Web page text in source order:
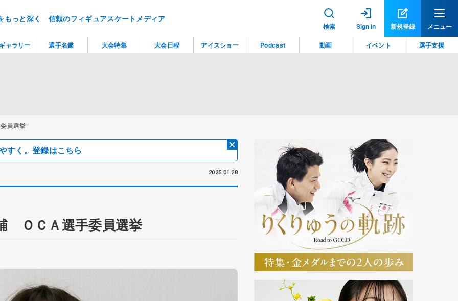
もっと深く 信頼のフィギュアスケートメディア
検索 Sign in 新規登録 メニュー
員選挙
すく。登録はこちら
2025.01.28
ＯＣＡ選手委員選挙
ャラリー 選手名鑑 大会特集 大会日程 アイスショー Podcast 動画 イベント 選手支援